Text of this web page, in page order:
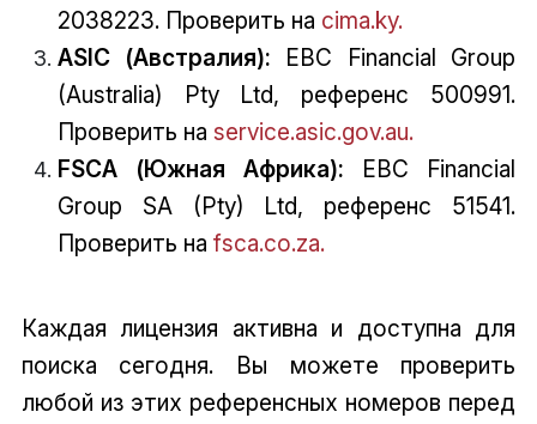
2038223. Проверить на cima.ky.
ASIC (Австралия): EBC Financial Group
(Australia) Pty Ltd, референс 500991.
Проверить на service.asic.gov.au.
FSCA (Южная Африка): EBC Financial
Group SA (Pty) Ltd, референс 51541.
Проверить на fsca.co.za.
Каждая лицензия активна и доступна для
поиска сегодня. Вы можете проверить
любой из этих референсных номеров перед